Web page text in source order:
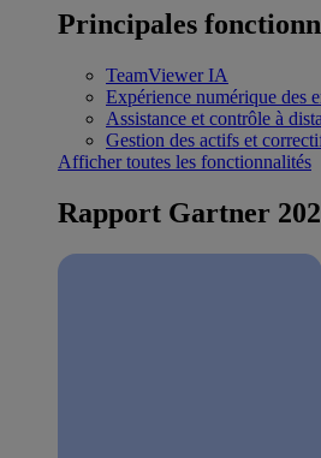
Principales
TeamViewer IA
Expérience numérique des
Assistance et contrôle à
Gestion des actifs et
Afficher toutes les fonctionnalités
Rapport Gartner